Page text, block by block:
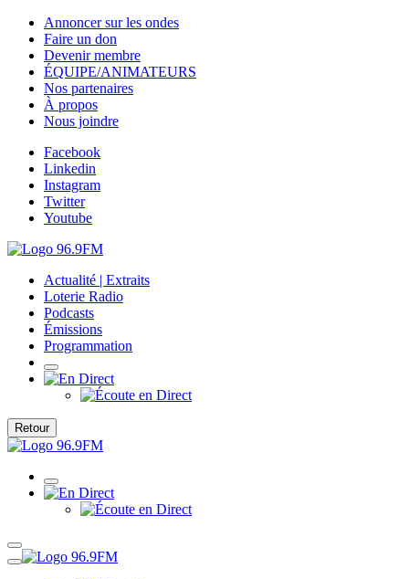
Annoncer sur les ondes
Faire un don
Devenir membre
ÉQUIPE/ANIMATEURS
Nos partenaires
À propos
Nous joindre
Facebook
Linkedin
Instagram
Twitter
Youtube
Actualité | Extraits
Loterie Radio
Podcasts
Émissions
Programmation
Retour